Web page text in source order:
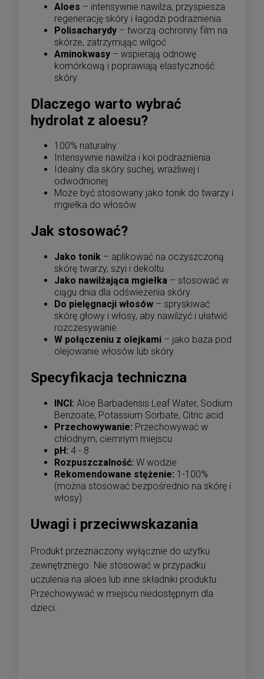
Aloes – intensywnie nawilża, przyspiesza
regenerację skóry i łagodzi podrażnienia
Polisacharydy – tworzą ochronny film na
skórze, zatrzymując wilgoć
Aminokwasy – wspierają odnowę
komórkową i poprawiają elastyczność
skóry
Dlaczego warto wybrać
hydrolat z aloesu?
100% naturalny
Intensywnie nawilża i koi podrażnienia
Idealny dla skóry suchej, wrażliwej i
odwodnionej
Może być stosowany jako tonik do twarzy i
mgiełka do włosów
Jak stosować?
Jako tonik – aplikować na oczyszczoną
skórę twarzy, szyi i dekoltu
Jako nawilżająca mgiełka – stosować w
ciągu dnia dla odświeżenia skóry
Do pielęgnacji włosów – spryskiwać
skórę głowy i włosy, aby nawilżyć i ułatwić
rozczesywanie
W połączeniu z olejkami – jako baza pod
olejowanie włosów lub skóry
Specyfikacja techniczna
INCI: Aloe Barbadensis Leaf Water, Sodium
Benzoate, Potassium Sorbate, Citric acid
Przechowywanie: Przechowywać w
chłodnym, ciemnym miejscu
pH: 4 - 8
Rozpuszczalność: W wodzie
Rekomendowane stężenie: 1-100%
(można stosować bezpośrednio na skórę i
włosy)
Uwagi i przeciwwskazania
Produkt przeznaczony wyłącznie do użytku
zewnętrznego. Nie stosować w przypadku
uczulenia na aloes lub inne składniki produktu.
Przechowywać w miejscu niedostępnym dla
dzieci.